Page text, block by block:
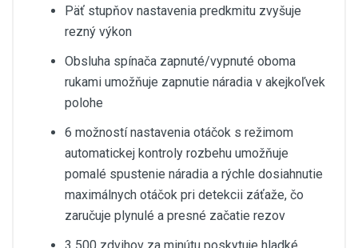
Päť stupňov nastavenia predkmitu zvyšuje
rezný výkon
Obsluha spínača zapnuté/vypnuté oboma
rukami umožňuje zapnutie náradia v akejkoľvek
polohe
6 možností nastavenia otáčok s režimom
automatickej kontroly rozbehu umožňuje
pomalé spustenie náradia a rýchle dosiahnutie
maximálnych otáčok pri detekcii záťaže, čo
zaručuje plynulé a presné začatie rezov